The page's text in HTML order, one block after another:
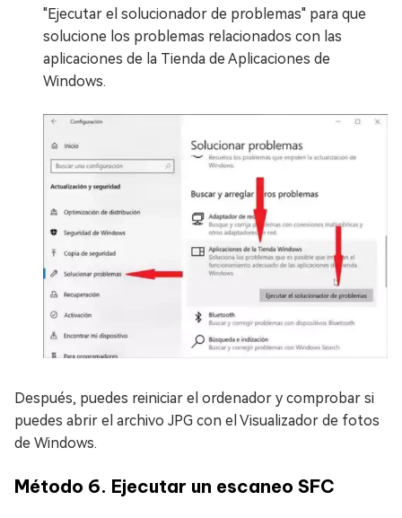
"Ejecutar el solucionador de problemas" para que
solucione los problemas relacionados con las
aplicaciones de la Tienda de Aplicaciones de
Windows.
Después, puedes reiniciar el ordenador y comprobar si
puedes abrir el archivo JPG con el Visualizador de fotos
de Windows.
Método 6. Ejecutar un escaneo SFC